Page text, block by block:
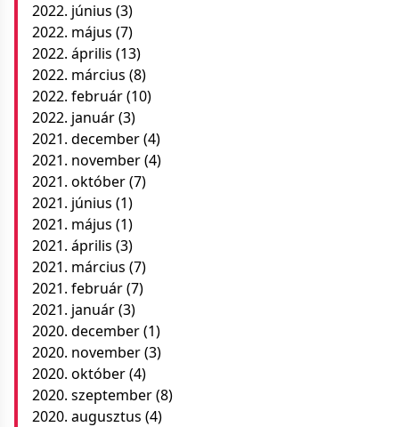
2022. június (3)
2022. május (7)
2022. április (13)
2022. március (8)
2022. február(10)
2022. január(3)
2021. december(4)
2021. november(4)
2021. október(7)
2021. június (1)
2021. május (1)
2021. április (3)
2021. március (7)
2021. február(7)
2021. január(3)
2020. december(1)
2020. november(3)
2020. október(4)
2020. szeptember(8)
2020. augusztus (4)